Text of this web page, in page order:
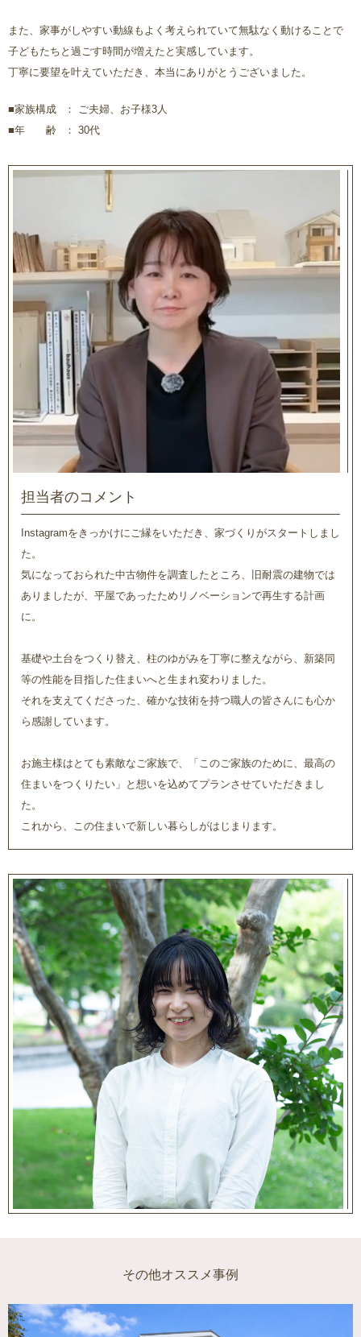
また、家事がしやすい動線もよく考えられていて無駄なく動けることで
子どもたちと過ごす時間が増えたと実感しています。
丁寧に要望を叶えていただき、本当にありがとうございました。
■家族構成
ご夫婦、お子様3人
■年 齢
30代
担当者のコメント
Instagramをきっかけにご縁をいただき、家づくりがスタートしまし
た。
気になっておられた中古物件を調査したところ、旧耐震の建物では
ありましたが、平屋であったためリノベーションで再生する計画
に。
基礎や土台をつくり替え、柱のゆがみを丁寧に整えながら、新築同
等の性能を目指した住まいへと生まれ変わりました。
それを支えてくださった、確かな技術を持つ職人の皆さんにも心か
ら感謝しています。
お施主様はとても素敵なご家族で、「このご家族のために、最高の
住まいをつくりたい」と想いを込めてプランさせていただきまし
た。
これから、この住まいで新しい暮らしがはじまります。
その他オススメ事例